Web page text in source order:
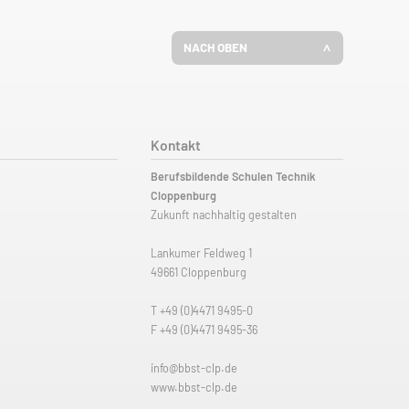
NACH OBEN
Kontakt
Berufsbildende Schulen Technik
Cloppenburg
Zukunft nachhaltig gestalten
Lankumer Feldweg 1
49661 Cloppenburg
T+49 (0)4471 9495-0
F +49 (0)4471 9495-36
info@bbst-clp.de
www.bbst-clp.de